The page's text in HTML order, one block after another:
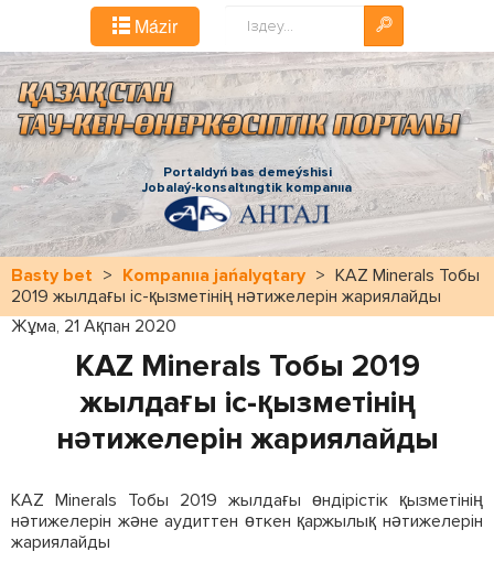
Mázіr
Portaldyń bas demeýshіsі
Jobalaý-konsaltıngtіk kompanııa
Basty bet > Kompanııa jańalyqtary > KAZ Minerals Тобы
2019 жылдағы іс-қызметінің нәтижелерін жариялайды
Жұма, 21 Ақпан 2020
KAZ Minerals Тобы 2019
жылдағы іс-қызметінің
нәтижелерін жариялайды
KAZ Minerals Тобы 2019 жылдағы өндірістік қызметінің
нәтижелерін және аудиттен өткен қаржылық нәтижелерін
жариялайды